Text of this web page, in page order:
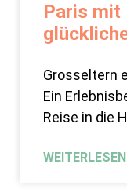
Paris mit
Grosseltern
Ein
Reise in die